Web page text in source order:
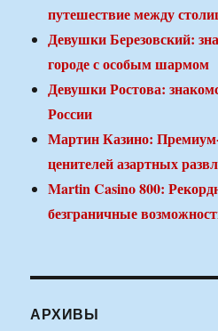
путешествие между
Девушки Березовский:
городе с особым шармом
Девушки Ростова:
России
Мартин Казино:
ценителей азартных
Martin Casino 800:
безграничные
АРХИВЫ